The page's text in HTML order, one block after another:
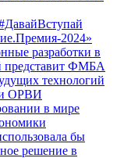
2024»
разработки в
представит ФМБА
технологий
и ОРВИ
в мире
бы
решение в